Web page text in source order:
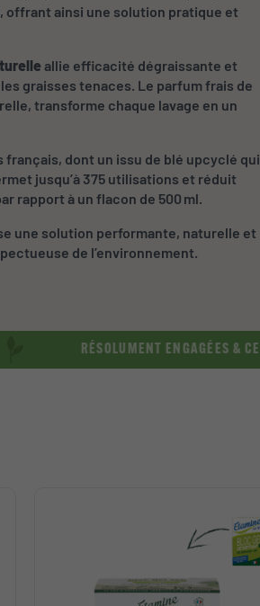
ainsi une solution pratique et
allie efficacité dégraissante et
graisses tenaces. Le parfum frais de
transforme chaque lavage en un
français, dont un issu de blé upcyclé qui
jusqu’à 375 utilisations et réduit
rapport à un flacon de 500 ml.
une solution performante, naturelle et
de l’environnement.
RÉSOLUMENT ENGAGÉES & CERTIFIÉES